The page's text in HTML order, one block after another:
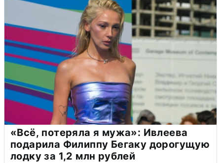
«Всё, потеряла я мужа»: Ивлеева
подарила Филиппу Бегаку дорогущую
лодку за 1,2 млн рублей